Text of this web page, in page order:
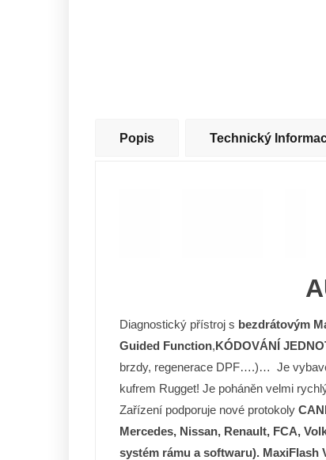
Popis Technický
Diagnostický přístroj s bezdrátovým
Guided Function,KÓDOVÁNÍ
brzdy, regenerace DPF….)… Je
kufrem Rugget! Je poháněn velmi
Zařízení podporuje nové protokoly
Mercedes, Nissan, Renault, FCA,
systém rámu a softwaru). MaxiFlash